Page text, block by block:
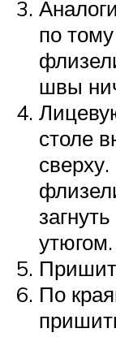
по
швы
столе
утюгом.
По